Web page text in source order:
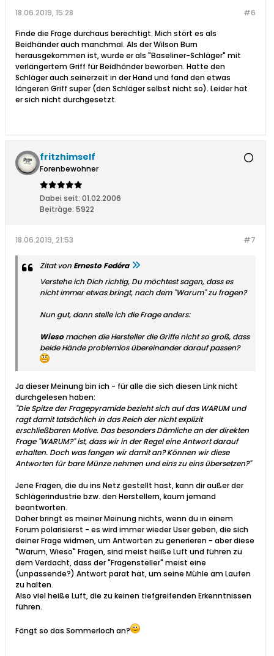
#6
18.06.2019, 15:28
Finde die Frage durchaus berechtigt. Mich stört es als
Beidhänder auch manchmal. Als der Wilson Burn
herausgekommen ist, wurde er als "Baseliner-Schläger" mit
verlängertem Griff für Beidhänder beworben. Hatte den
Schläger auch seinerzeit in der Hand und fand den etwas
längeren Griff super (den Schläger selbst nicht so). Leider hat
er sich nicht durchgesetzt.
fritzhimself
Forenbewohner
Dabei seit: 01.02.2006
Beiträge: 5922
#7
18.06.2019, 21:53
Zitat vonErnesto Fedéra
Verstehe ich Dich richtig, Du möchtest sagen, dass es
nicht immer etwas bringt, nach dem "Warum" zu fragen?
Nun gut, dann stelle ich die Frage anders:
Wiesomachen die Hersteller die Griffe nicht so groß, dass
beide Hände problemlos übereinander darauf passen?
Ja dieser Meinung bin ich - für alle die sich diesen Link nicht
durchgelesen haben:
"Die Spitze der Fragepyramide bezieht sich auf das WARUM und
ragt damit tatsächlich in das Reich der nicht explizit
erschließbaren Motive. Das besonders Dämliche an der direkten
Frage "WARUM?" ist, dass wir in der Regel eine Antwort darauf
erhalten. Doch was fangen wir damit an? Können wir diese
Antworten für bare Münze nehmen und eins zu eins übersetzen?"
Jene Fragen, die du ins Netz gestellt hast, kann dir außer der
Schlägerindustrie bzw. den Herstellern, kaum jemand
beantworten.
Daher bringt es meiner Meinung nichts, wenn du in einem
Forum polarisierst - es wird immer wieder User geben, die sich
deiner Frage widmen, um Antworten zu generieren - aber diese
"Warum, Wieso" Fragen, sind meist heiße Luft und führen zu
dem Verdacht, dass der "Fragensteller" meist eine
(unpassende?) Antwort parat hat, um seine Mühle am Laufen
zu halten.
Also viel heiße Luft, die zu keinen tiefgreifenden Erkenntnissen
führen.
Fängt so das Sommerloch an?